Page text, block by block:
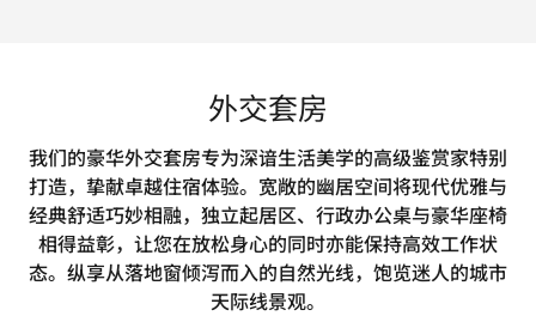
外交套房
我们的豪华外交套房专为深谙生活美学的高级鉴赏家特别
打造，挚献卓越住宿体验。宽敞的幽居空间将现代优雅与
经典舒适巧妙相融，独立起居区、行政办公桌与豪华座椅
相得益彰，让您在放松身心的同时亦能保持高效工作状
态。纵享从落地窗倾泻而入的自然光线，饱览迷人的城市
天际线景观。